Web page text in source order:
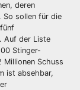
deren
So sollen für die
Auf der Liste
Stinger-
Millionen Schuss
ist absehbar,